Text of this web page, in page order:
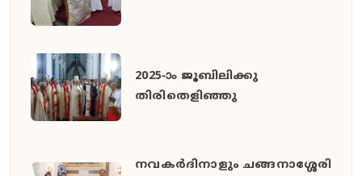
2025-ാം ജൂബിലിക്കു
തിരിതെളിഞ്ഞു
നവകർദിനാളും ചങ്ങനാശ്ശേരി